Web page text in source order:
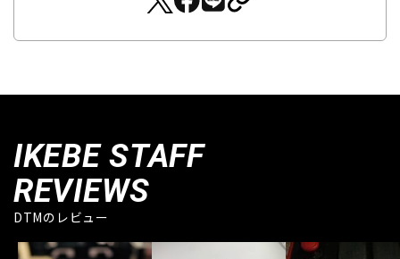
IKEBE STAFF
REVIEWS
DTMのレビュー